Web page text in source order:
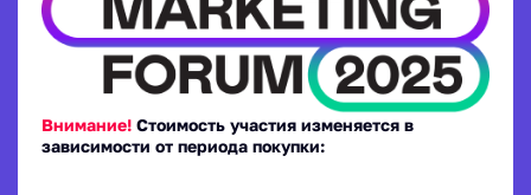
Внимание! Стоимость участия изменяется в
зависимости от периода покупки: